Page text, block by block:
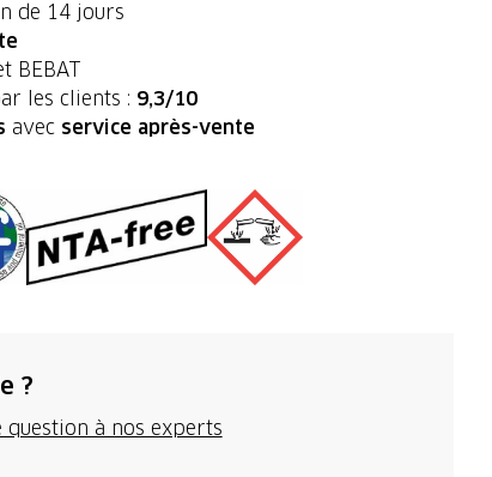
de 14 jours
BEBAT
les clients : 9,3/10
avec service après-vente
?
question à nos experts